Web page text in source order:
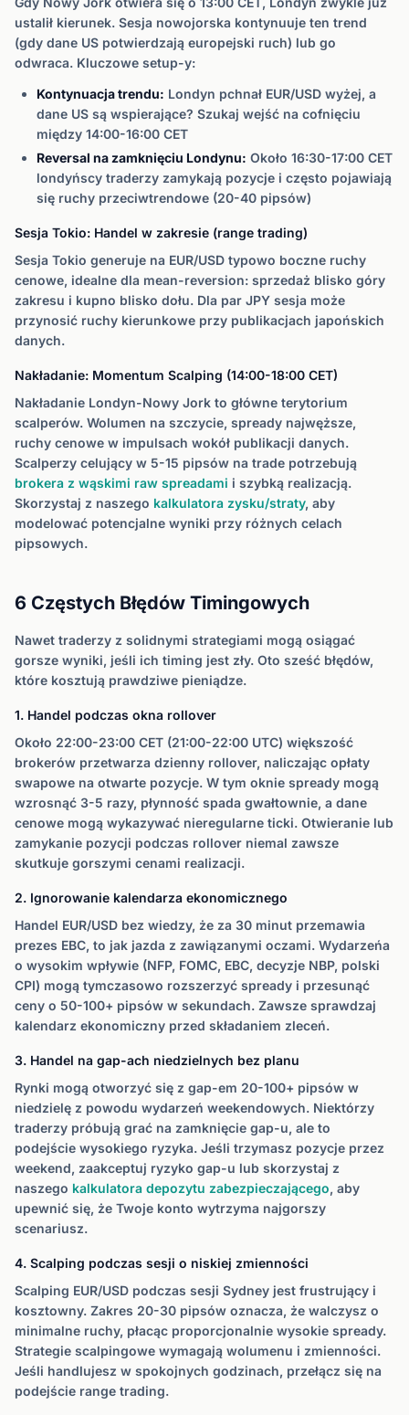
ustalił kierunek. Sesja nowojorska kontynuuje ten trend
(gdy dane US potwierdzają europejski ruch) lub go
odwraca. Kluczowe setup-y:
Kontynuacja trendu: Londyn pchnał EUR/USD wyżej, a
dane US są wspierające? Szukaj wejść na cofnięciu
między 14:00-16:00 CET
Reversal na zamknięciu Londynu: Około 16:30-17:00 CET
londyńscy traderzy zamykają pozycje i często pojawiają
się ruchy przeciwtrendowe (20-40 pipsów)
Sesja Tokio: Handel w zakresie (range trading)
Sesja Tokio generuje na EUR/USD typowo boczne ruchy
cenowe, idealne dla mean-reversion: sprzedaż blisko góry
zakresu i kupno blisko dołu. Dla par JPY sesja może
przynosić ruchy kierunkowe przy publikacjach japońskich
danych.
Nakładanie: Momentum Scalping (14:00-18:00 CET)
Nakładanie Londyn-Nowy Jork to główne terytorium
scalperów. Wolumen na szczycie, spready najwęższe,
ruchy cenowe w impulsach wokół publikacji danych.
Scalperzy celujący w 5-15 pipsów na trade potrzebują
brokera z wąskimi raw spreadami i szybką realizacją.
Skorzystaj z naszego kalkulatora zysku/straty, aby
modelować potencjalne wyniki przy różnych celach
pipsowych.
6 Częstych Błędów Timingowych
Nawet traderzy z solidnymi strategiami mogą osiągać
gorsze wyniki, jeśli ich timing jest zły. Oto sześć błędów,
które kosztują prawdziwe pieniądze.
1. Handel podczas okna rollover
Około 22:00-23:00 CET (21:00-22:00 UTC) większość
brokerów przetwarza dzienny rollover, naliczając opłaty
swapowe na otwarte pozycje. W tym oknie spready mogą
wzrosnąć 3-5 razy, płynność spada gwałtownie, a dane
cenowe mogą wykazywać nieregularne ticki. Otwieranie lub
zamykanie pozycji podczas rollover niemal zawsze
skutkuje gorszymi cenami realizacji.
2. Ignorowanie kalendarza ekonomicznego
Handel EUR/USD bez wiedzy, że za 30 minut przemawia
prezes EBC, to jak jazda z zawiązanymi oczami. Wydarzeńa
o wysokim wpływie (NFP, FOMC, EBC, decyzje NBP, polski
CPI) mogą tymczasowo rozszerzyć spready i przesunąć
ceny o 50-100+ pipsów w sekundach. Zawsze sprawdzaj
kalendarz ekonomiczny przed składaniem zleceń.
3. Handel na gap-ach niedzielnych bez planu
Rynki mogą otworzyć się z gap-em 20-100+ pipsów w
niedzielę z powodu wydarzeń weekendowych. Niektórzy
traderzy próbują grać na zamknięcie gap-u, ale to
podejście wysokiego ryzyka. Jeśli trzymasz pozycje przez
weekend, zaakceptuj ryzyko gap-u lub skorzystaj z
naszego kalkulatora depozytu zabezpieczającego, aby
upewnić się, że Twoje konto wytrzyma najgorszy
scenariusz.
4. Scalping podczas sesji o niskiej zmienności
Scalping EUR/USD podczas sesji Sydney jest frustrujący i
kosztowny. Zakres 20-30 pipsów oznacza, że walczysz o
minimalne ruchy, płacąc proporcjonalnie wysokie spready.
Strategie scalpingowe wymagają wolumenu i zmienności.
Jeśli handlujesz w spokojnych godzinach, przełącz się na
podejście range trading.